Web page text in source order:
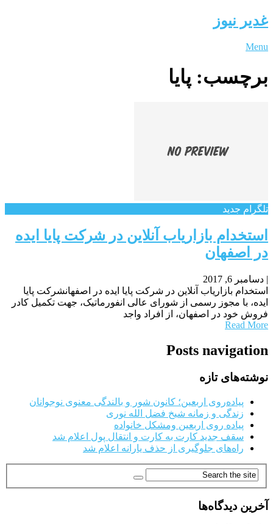
غدیر نیوز
Menu
برچسب: پایا
تلگرام جدید
استخدام بازاریاب آنلاین در شرکت پایا ایده
در اصفهان
| دسامبر 6, 2017
استخدام بازاریاب آنلاین در شرکت پایا ایده در اصفهانشرکت پایا
ایده، با مجوز رسمی از شورای عالی انفورماتیک، جهت تکمیل کادر
فروش خود در اصفهان، از افراد واجد
Read More
Posts navigation
نوشته‌های تازه
پیاده‌روی اربعین؛ کانون شور و بالندگی معنوی نوجوانان
زندگی و زمانه شیخ فضل الله نوری
پیاده روی اربعین ومشکل خانواده
سقف جدید کارت به کارت و انتقال پول اعلام شد
راه‌های جلوگیری از حذف یارانه اعلام شد
آخرین دیدگاه‌ها